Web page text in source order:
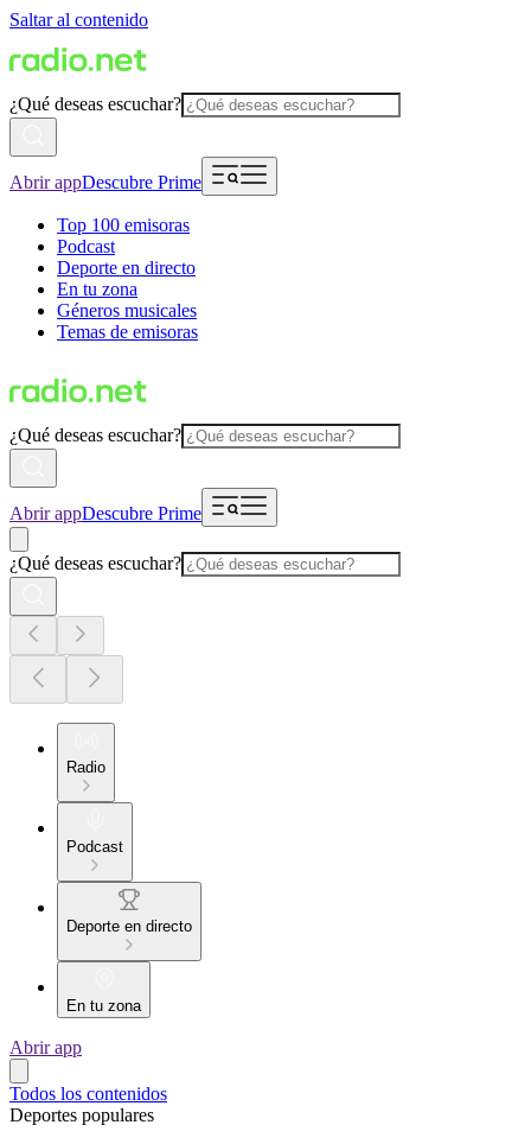
Saltar al contenido
¿Qué deseas escuchar?
Abrir appDescubre Prime
Top 100 emisoras
Podcast
Deporte en directo
En tu zona
Géneros musicales
Temas de emisoras
¿Qué deseas escuchar?
Abrir appDescubre Prime
¿Qué deseas escuchar?
Radio
Podcast
Deporte en directo
En tu zona
Abrir app
Todos los contenidos
Deportes populares